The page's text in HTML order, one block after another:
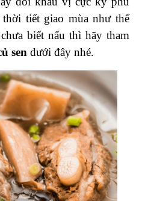
tiết giao mùa như thế
biết nấu thì hãy tham
sen dưới đây nhé.